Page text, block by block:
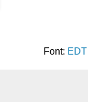
Font: EDT